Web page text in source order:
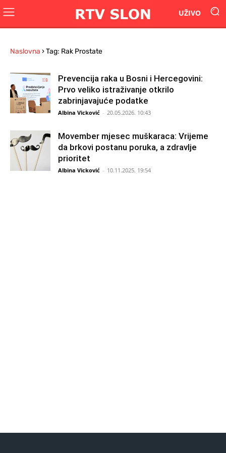
UŽIVO
Naslovna ›Tag: Rak Prostate
Prevencija raka u Bosni i Hercegovini:
Prvo veliko istraživanje otkrilo
zabrinjavajuće podatke
Albina Vicković - 20.05.2026. 10:43
Movember mjesec muškaraca: Vrijeme
da brkovi postanu poruka, a zdravlje
prioritet
Albina Vicković - 10.11.2025. 19:54